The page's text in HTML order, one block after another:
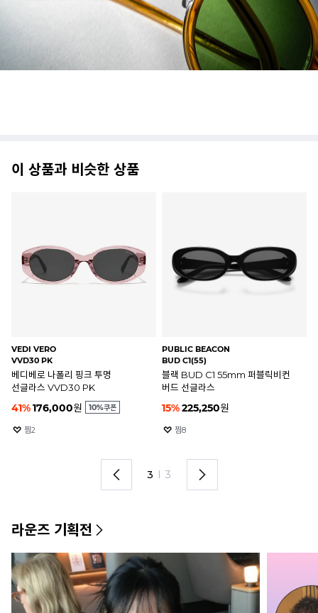
이 상품과 비슷한 상품
VEDI VERO
VVD30 PK
베디베로 나폴리 핑크 투명
선글라스 VVD30 PK
41%176,000원 10%
찜2
PUBLIC BEACON
BUD C1(55)
블랙 BUD C1 55mm 퍼블릭비컨
버드 선글라스
15%225,250원
찜8
3 I 3
라운즈 기획전